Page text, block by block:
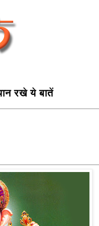
रखे ये बातें